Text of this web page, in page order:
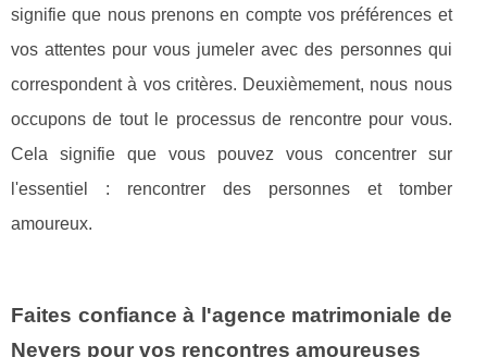
signifie que nous prenons en compte vos préférences et
vos attentes pour vous jumeler avec des personnes qui
correspondent à vos critères. Deuxièmement, nous nous
occupons de tout le processus de rencontre pour vous.
Cela signifie que vous pouvez vous concentrer sur
l'essentiel : rencontrer des personnes et tomber
amoureux.
Faites confiance à l'agence matrimoniale de
Nevers pour vos rencontres amoureuses